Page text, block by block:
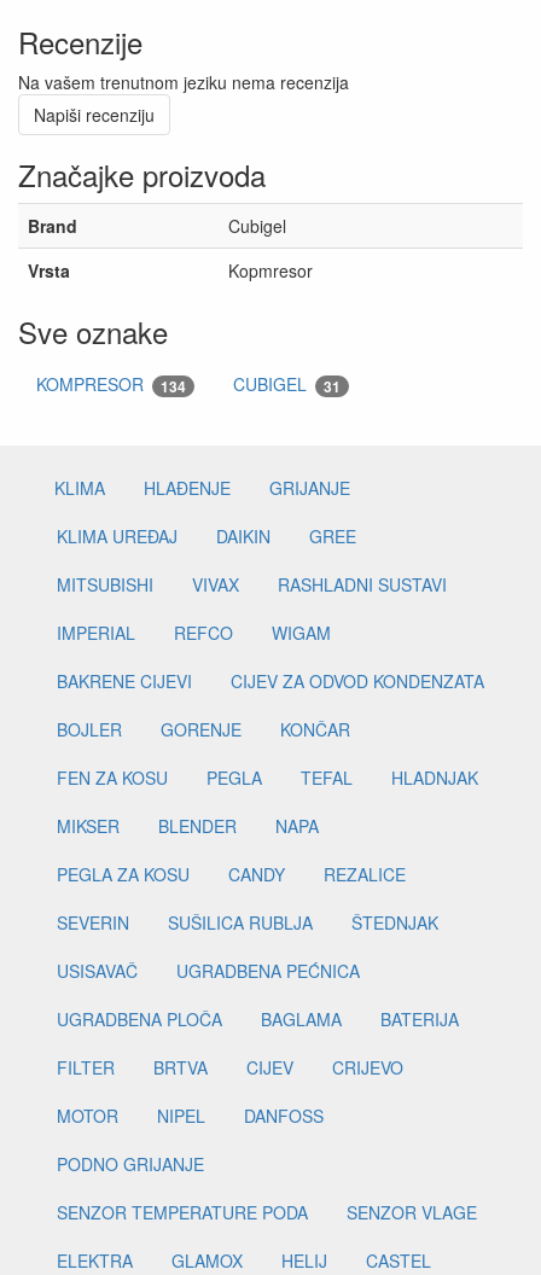
Recenzije
Na vašem trenutnom jeziku nema recenzija
Napiši recenziju
Značajke proizvoda
Brand
Cubigel
Vrsta
Kopmresor
Sve oznake
KOMPRESOR 134 CUBIGEL 31
KLIMA HLAĐENJE
GRIJANJE
KLIMA UREĐAJ
DAIKIN
GREE
MITSUBISHI
VIVAX
RASHLADNI SUSTAVI
IMPERIAL
REFCO
WIGAM
BAKRENE CIJEVI
CIJEV ZA ODVOD KONDENZATA
BOJLER
GORENJE
KONČAR
FEN ZA KOSU
PEGLA TEFAL
HLADNJAK
MIKSER
BLENDER
NAPA
PEGLA ZA KOSU
CANDY
REZALICE
SEVERIN
SUŠILICA RUBLJA
ŠTEDNJAK
USISAVAČ
UGRADBENA PEĆNICA
UGRADBENA PLOČA
BAGLAMA
BATERIJA
FILTER
BRTVA CIJEV
CRIJEVO
MOTOR
NIPEL
DANFOSS
PODNO GRIJANJE
SENZOR TEMPERATURE PODA
SENZOR VLAGE
ELEKTRA
GLAMOX HELIJ
CASTEL